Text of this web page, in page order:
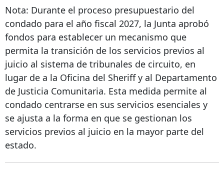
Nota: Durante el proceso presupuestario del
condado para el año fiscal 2027, la Junta aprobó
fondos para establecer un mecanismo que
permita la transición de los servicios previos al
juicio al sistema de tribunales de circuito, en
lugar de a la Oficina del Sheriff y al Departamento
de Justicia Comunitaria. Esta medida permite al
condado centrarse en sus servicios esenciales y
se ajusta a la forma en que se gestionan los
servicios previos al juicio en la mayor parte del
estado.